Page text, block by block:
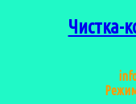
Чистка-